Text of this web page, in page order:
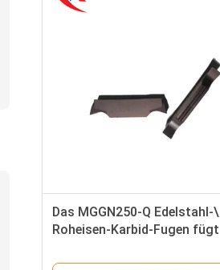
Das MGGN250-Q Edelstahl-\
Roheisen-Karbid-Fugen fügt